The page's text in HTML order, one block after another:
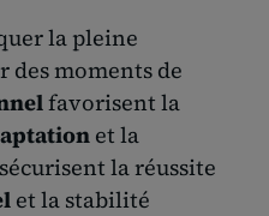
la pleine
des moments de
favorisent la
et la
la réussite
et la stabilité